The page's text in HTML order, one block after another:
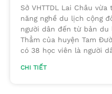
Sở VHTTDL Lai Châu
năng nghề du lịch cộng
người dân đến từ bản du
Thẳm của huyện Tam
có 38 học viên là người
CHI TIẾT